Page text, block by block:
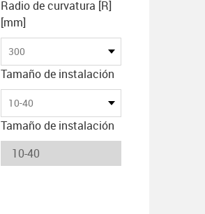
Radio de curvatura [R]
[mm]
300
Tamaño de instalación
10-40
Tamaño de instalación